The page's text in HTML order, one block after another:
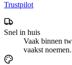
Trustpilot
Snel in huis
Vaak binnen
vaakst noemen.